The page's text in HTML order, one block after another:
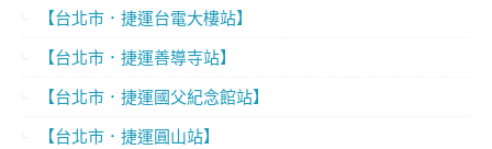
【台北市．捷運台電大樓站】
【台北市．捷運善導寺站】
【台北市．捷運國父紀念館站】
【台北市．捷運圓山站】